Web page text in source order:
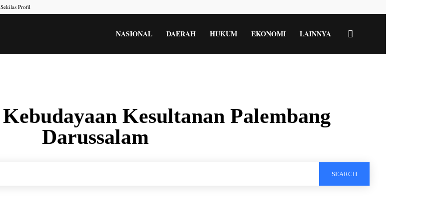
Sekilas Profil
NASIONAL DAERAH HUKUM EKONOMI LAINNYA
Kebudayaan Kesultanan Palembang
Darussalam
SEARCH